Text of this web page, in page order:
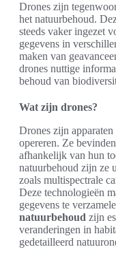
Drones zijn
het natuurbehoud.
steeds vaker ingezet
gegevens in
maken van
drones nuttige
behoud van
Wat zijn drones?
Drones zijn
opereren. Ze
afhankelijk van hun
natuurbehoud zijn ze
zoals multispectrale
Deze technologieën
gegevens te
natuurbehoud zijn
veranderingen in
gedetailleerd